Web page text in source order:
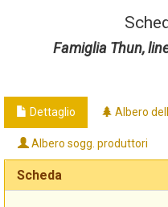
Famiglia Thun,
Dettaglio Albero
Albero sogg. produttori
Scheda